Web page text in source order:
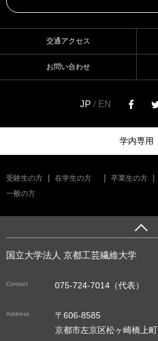
交通アクセス
お問い合わせ
JP / EN
学内専用
受験生の方 在学生の方 卒業生の方
一般の方
国立大学法人 京都工芸繊維大学
Contact 075-724-7014（代表）
Address
〒606-8585
京都市左京区松ヶ崎橋上町